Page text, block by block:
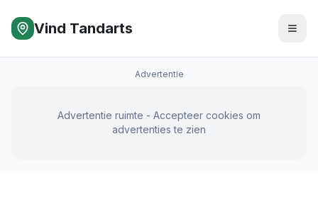
Vind Tandarts
Advertentie
Advertentie ruimte - Accepteer cookies om
advertenties te zien